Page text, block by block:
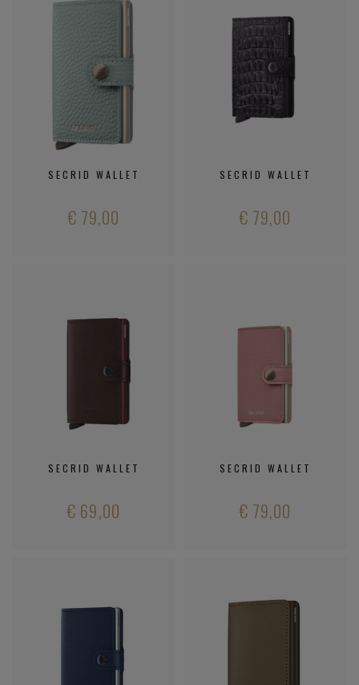
SECRID WALLET
€ 79,00
SECRID WALLET
€ 79,00
SECRID WALLET
€ 69,00
SECRID WALLET
€ 79,00